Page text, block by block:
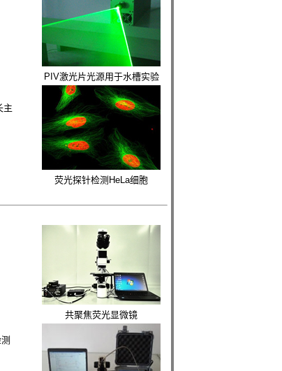
主
PIV激光片光源用于水槽实验
荧光探针检测HeLa细胞
共聚焦荧光显微镜